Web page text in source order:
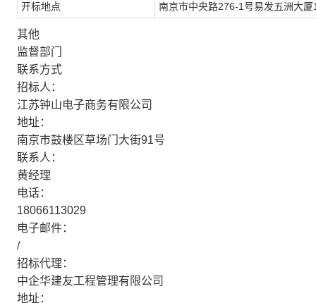
开标地点 南京市中央路276-1号易发五洲大厦
其他
监督部门
联系方式
招标人：
江苏钟山电子商务有限公司
地址：
南京市鼓楼区草场门大街91号
联系人：
黄经理
电话：
18066113029
电子邮件：
/
招标代理：
中企华建友工程管理有限公司
地址：